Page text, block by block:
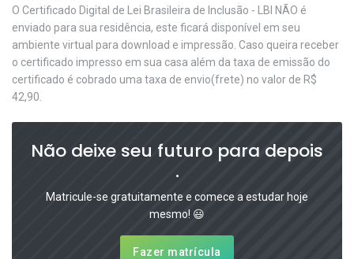
O Certificado Digital de Lei Brasileira de Inclusão - LBI NÃO é
enviado para sua residência, este ficará disponível em seu
ambiente virtual para download e impressão. Caso queira receber
o certificado impresso em sua casa além da taxa de emissão do
certificado é cobrado uma taxa de envio(frete) no valor de R$
42,90.
Não deixe seu futuro para depois
.
Matricule-se gratuitamente e comece a estudar hoje
mesmo! 😃
Fazer matrícula